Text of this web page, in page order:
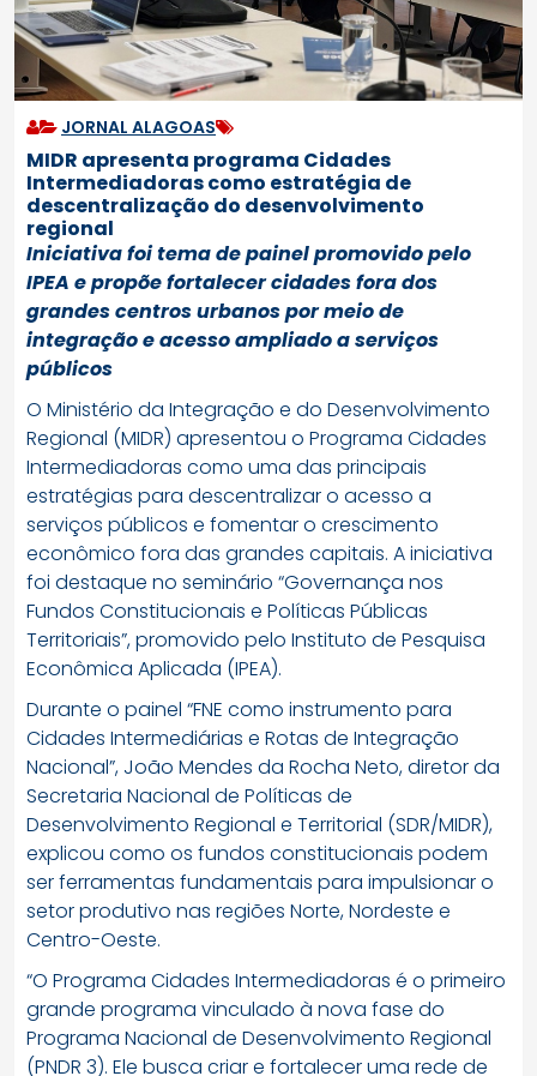
JORNAL ALAGOAS
MIDR apresenta programa Cidades
Intermediadoras como estratégia de
descentralização do desenvolvimento
regional
Iniciativa foi tema de painel promovido pelo
IPEA e propõe fortalecer cidades fora dos
grandes centros urbanos por meio de
integração e acesso ampliado a serviços
públicos
O Ministério da Integração e do Desenvolvimento
Regional (MIDR) apresentou o Programa Cidades
Intermediadoras como uma das principais
estratégias para descentralizar o acesso a
serviços públicos e fomentar o crescimento
econômico fora das grandes capitais. A iniciativa
foi destaque no seminário “Governança nos
Fundos Constitucionais e Políticas Públicas
Territoriais”, promovido pelo Instituto de Pesquisa
Econômica Aplicada (IPEA).
Durante o painel “FNE como instrumento para
Cidades Intermediárias e Rotas de Integração
Nacional”, João Mendes da Rocha Neto, diretor da
Secretaria Nacional de Políticas de
Desenvolvimento Regional e Territorial (SDR/MIDR),
explicou como os fundos constitucionais podem
ser ferramentas fundamentais para impulsionar o
setor produtivo nas regiões Norte, Nordeste e
Centro-Oeste.
“O Programa Cidades Intermediadoras é o primeiro
grande programa vinculado à nova fase do
Programa Nacional de Desenvolvimento Regional
(PNDR 3). Ele busca criar e fortalecer uma rede de